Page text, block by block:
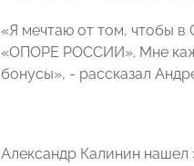
«Я мечтаю от том, чтобы в
«ОПОРЕ РОССИИ». Мне
бонусы», - рассказал
Александр Калинин нашел